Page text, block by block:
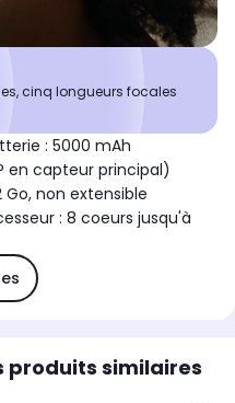
cinq longueurs focales
: 5000 mAh
en capteur principal)
non extensible
: 8 coeurs jusqu'à
produits similaires